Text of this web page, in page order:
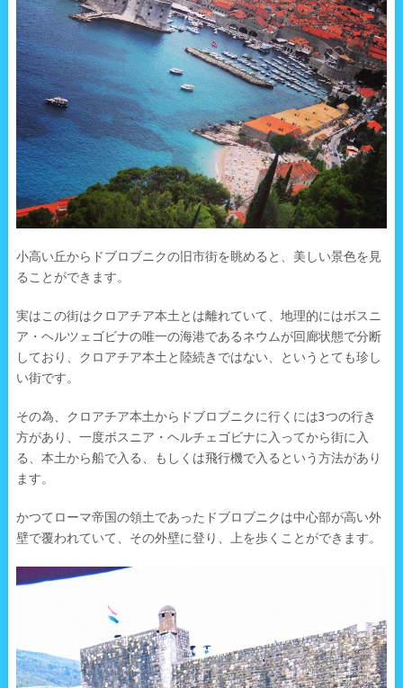
小高い丘からドブロブニクの旧市街を眺めると、美しい景色を見
ることができます。
実はこの街はクロアチア本土とは離れていて、地理的にはボスニ
ア・ヘルツェゴビナの唯一の海港であるネウムが回廊状態で分断
しており、クロアチア本土と陸続きではない、というとても珍し
い街です。
その為、クロアチア本土からドブロブニクに行くには3つの行き
方があり、一度ボスニア・ヘルチェゴビナに入ってから街に入
る、本土から船で入る、もしくは飛行機で入るという方法があり
ます。
かつてローマ帝国の領土であったドブロブニクは中心部が高い外
壁で覆われていて、その外壁に登り、上を歩くことができます。